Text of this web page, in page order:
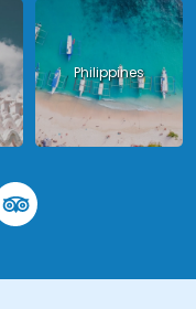
Philippines